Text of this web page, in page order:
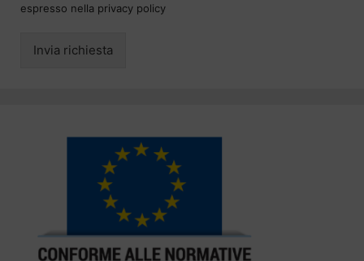
espresso nella privacy policy
Invia richiesta